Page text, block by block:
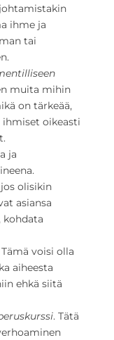
ihme ja
tai
muita mihin
on tärkeää,
oikeasti
ja
olisikin
asiansa
kohdata
Tämä voisi olla
aiheesta
ehkä siitä
. Tätä